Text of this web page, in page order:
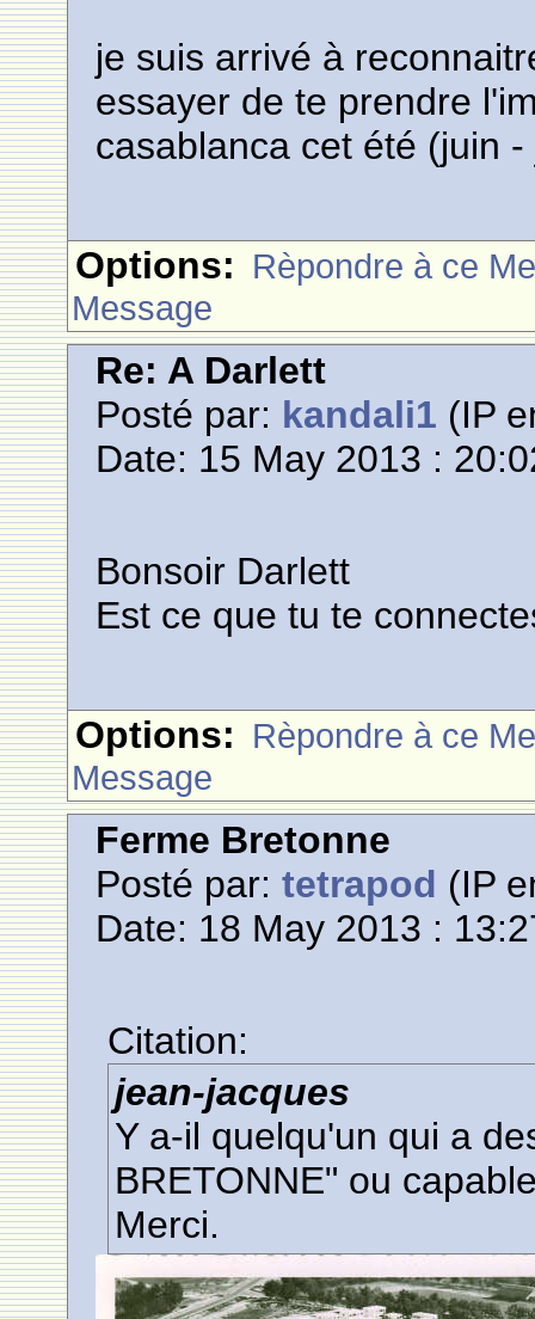
je suis arrivé à
essayer de te prendre
casablanca cet été (juin -
Options: Rèpondre à ce
Message
Re: A Darlett
Posté par: kandali1 (IP
Date: 15 May 2013 :
Bonsoir Darlett
Est ce que tu te
Options: Rèpondre à ce
Message
Ferme Bretonne
Posté par:tetrapod (IP
Date: 18 May 2013 :
Citation:
jean-jacques
Y a-il quelqu'un qui a
BRETONNE" ou
Merci.